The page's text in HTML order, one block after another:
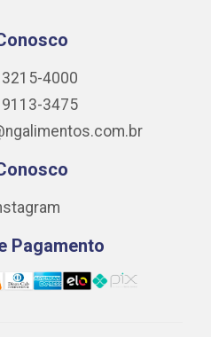
4000
3475
Pagamento